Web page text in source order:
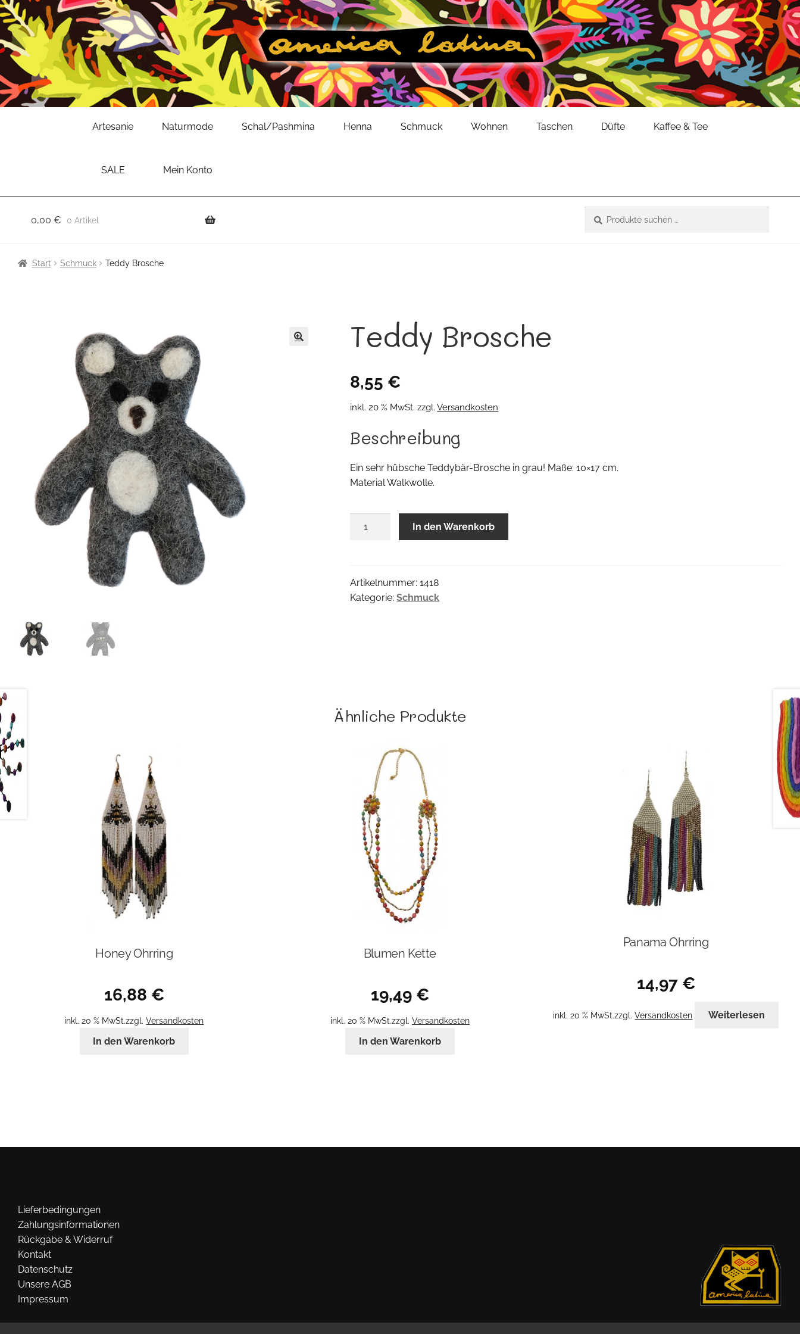
Artesanie Naturmode Schal/Pashmina Henna Schmuck Wohnen Taschen Düfte Kaffee & Tee
SALE Mein Konto
0,00 € 0 Artikel
nach:
Start Schmuck Teddy Brosche
Teddy Brosche
8,55 €
inkl. 20 % MwSt. zzgl.Versandkosten
Beschreibung
Ein sehr hübsche Teddybär-Brosche in grau! Maße: 10×17 cm.
Material Walkwolle.
In den Warenkorb
Artikelnummer:1418
Kategorie:Schmuck
Ähnliche Produkte
Honey Ohrring
16,88 €
inkl. 20 % MwSt.zzgl.Versandkosten
In den Warenkorb
Blumen Kette
19,49 €
inkl. 20 % MwSt.zzgl. Versandkosten
In den Warenkorb
Panama Ohrring
14,97 €
inkl. 20 % MwSt.zzgl.Versandkosten Weiterlesen
Lieferbedingungen
Zahlungsinformationen
Rückgabe & Widerruf
Kontakt
Datenschutz
Unsere AGB
Impressum